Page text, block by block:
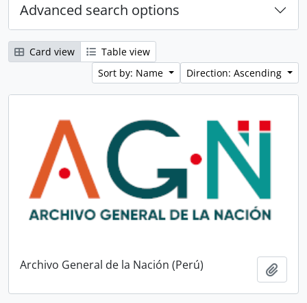
Advanced search options
Card view
Table view
Sort by: Name
Direction: Ascending
Archivo General de la Nación (Perú)